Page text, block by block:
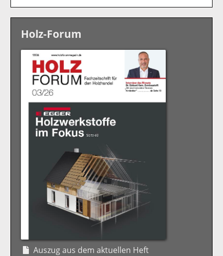
Holz-Forum
Auszug aus dem aktuellen Heft